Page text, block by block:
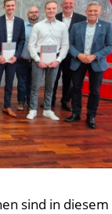
sind in diesem